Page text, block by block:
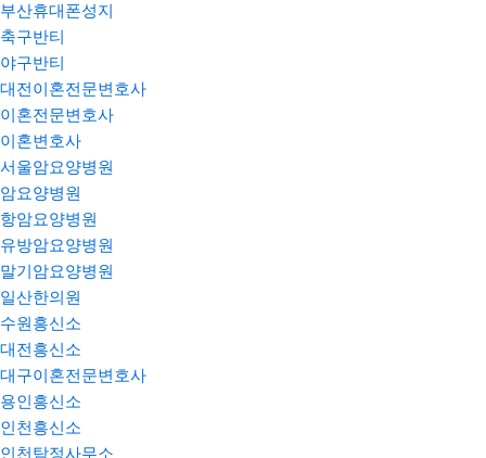
부산휴대폰성지
축구반티
야구반티
대전이혼전문변호사
이혼전문변호사
이혼변호사
서울암요양병원
암요양병원
항암요양병원
유방암요양병원
말기암요양병원
일산한의원
수원흥신소
대전흥신소
대구이혼전문변호사
용인흥신소
인천흥신소
인천탐정사무소